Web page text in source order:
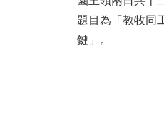
題目為「教牧同
鍵」。